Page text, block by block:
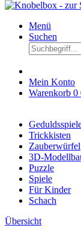
Menü
Suchen
Mein Konto
Warenkorb 0
Trickkisten
Zauberwürfel
3D-
Puzzle
Spiele
Für Kinder
Schach
Übersicht